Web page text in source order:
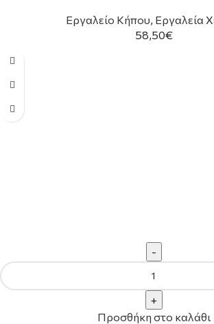
Εργαλείο Κήπου, Εργαλεία
58,50€
Προσθήκη στο καλάθι